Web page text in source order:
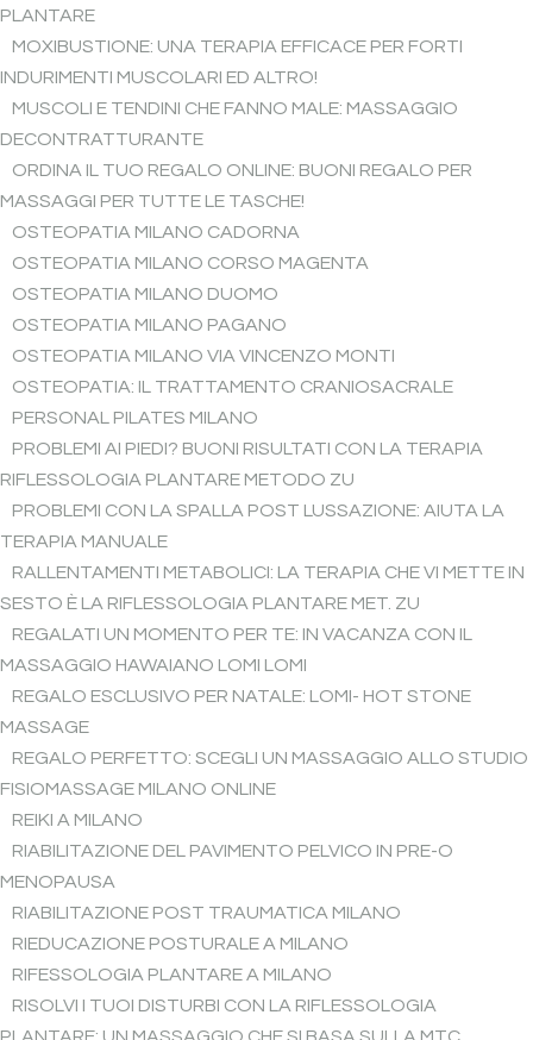
PLANTARE
MOXIBUSTIONE: UNA TERAPIA EFFICACE PER FORTI
INDURIMENTI MUSCOLARI ED ALTRO!
MUSCOLI E TENDINI CHE FANNO MALE: MASSAGGIO
DECONTRATTURANTE
ORDINA IL TUO REGALO ONLINE: BUONI REGALO PER
MASSAGGI PER TUTTE LE TASCHE!
OSTEOPATIA MILANO CADORNA
OSTEOPATIA MILANO CORSO MAGENTA
OSTEOPATIA MILANO DUOMO
OSTEOPATIA MILANO PAGANO
OSTEOPATIA MILANO VIA VINCENZO MONTI
OSTEOPATIA: IL TRATTAMENTO CRANIOSACRALE
PERSONAL PILATES MILANO
PROBLEMI AI PIEDI? BUONI RISULTATI CON LA TERAPIA
RIFLESSOLOGIA PLANTARE METODO ZU
PROBLEMI CON LA SPALLA POST LUSSAZIONE: AIUTA LA
TERAPIA MANUALE
RALLENTAMENTI METABOLICI: LA TERAPIA CHE VI METTE IN
SESTO È LA RIFLESSOLOGIA PLANTARE MET. ZU
REGALATI UN MOMENTO PER TE: IN VACANZA CON IL
MASSAGGIO HAWAIANO LOMI LOMI
REGALO ESCLUSIVO PER NATALE: LOMI- HOT STONE
MASSAGE
REGALO PERFETTO: SCEGLI UN MASSAGGIO ALLO STUDIO
FISIOMASSAGE MILANO ONLINE
REIKI A MILANO
RIABILITAZIONE DEL PAVIMENTO PELVICO IN PRE-O
MENOPAUSA
RIABILITAZIONE POST TRAUMATICA MILANO
RIEDUCAZIONE POSTURALE A MILANO
RIFESSOLOGIA PLANTARE A MILANO
RISOLVI I TUOI DISTURBI CON LA RIFLESSOLOGIA